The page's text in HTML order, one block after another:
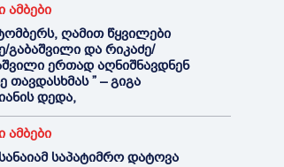
ამბები
ღამით წყვილები
გაბაშვილი და რიკაძე/
ერთად აღნიშნავდნენ
თავდასხმას ” – გიგა
დედა,
ამბები
საპატიმრო დატოვა